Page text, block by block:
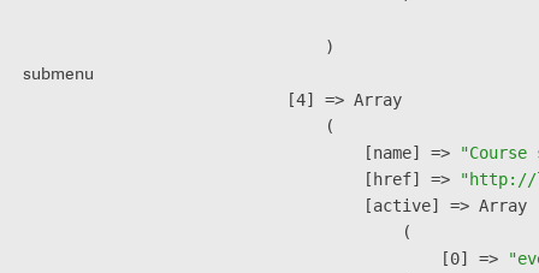
submenu
        )
    [4] => Array
        (
            [name] =>
            [href] =>
"http://
            [active] => Array
                (
                    [0] =>